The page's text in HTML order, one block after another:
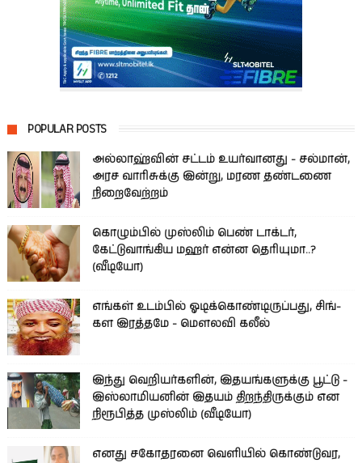
POPULAR POSTS
அல்லாஹ்வின் சட்டம் உயர்வானது - சல்மான்,
அரச வாரிசுக்கு இன்று, மரண தண்டணை
நிறைவேற்றம்
கொழும்பில் முஸ்லிம் பெண் டாக்டர்,
கேட்டுவாங்கிய மஹர் என்ன தெரியுமா..?
(வீடியோ)
எங்கள் உடம்பில் ஓடிக்­கொண்­டி­ருப்­பது, சிங்­
கள இரத்­தமே - மௌலவி கலீல்
இந்து வெறியர்களின், இதயங்களுக்கு பூட்டு -
இஸ்லாமியனின் இதயம் திறந்திருக்கும் என
நிரூபித்த முஸ்லிம் (வீடியோ)
எனது சகோதரனை வெளியில் கொண்டுவர,